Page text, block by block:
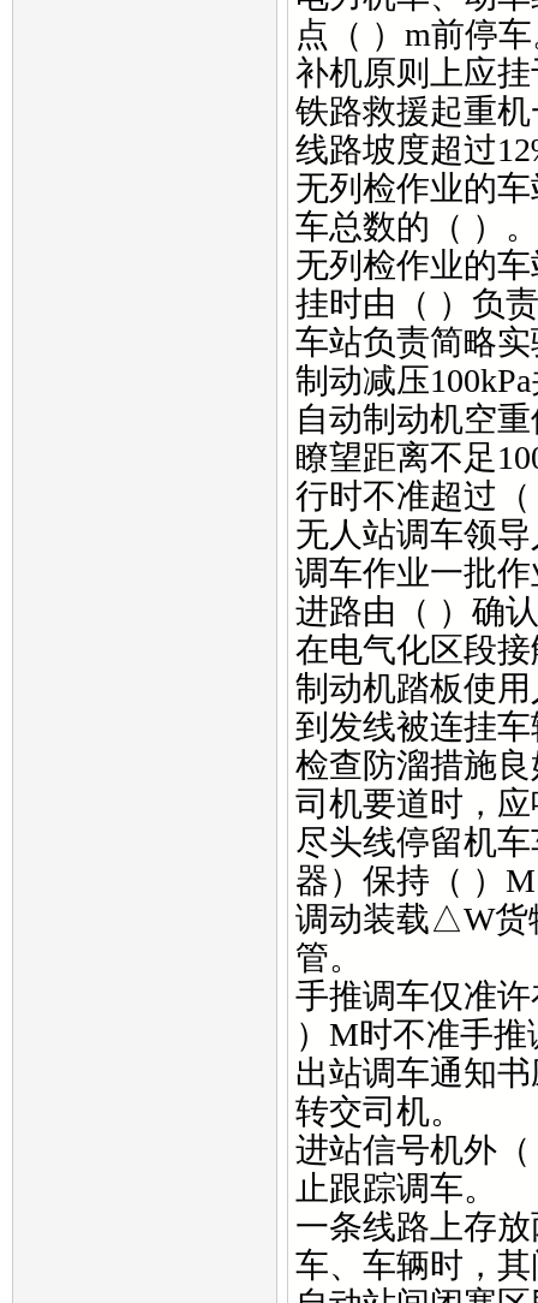
点（ ）m前停
补机原则上应
铁路救援起重
线路坡度超过
无列检作业的
车总数的（ ）。
无列检作业的
挂时由（ ）负
车站负责简略
制动减压
自动制动机空
瞭望距离不足
行时不准超过
无人站调车领
调车作业一批
进路由（ ）确
在电气化区段
制动机踏板使
到发线被连挂
检查防溜措施
司机要道时，
尽头线停留机
器）保持（ ）
调动装载△W货
管。
手推调车仅准
）M时不准手推
出站调车通知
转交司机。
进站信号机外
止跟踪调车。
一条线路上存
车、车辆时，